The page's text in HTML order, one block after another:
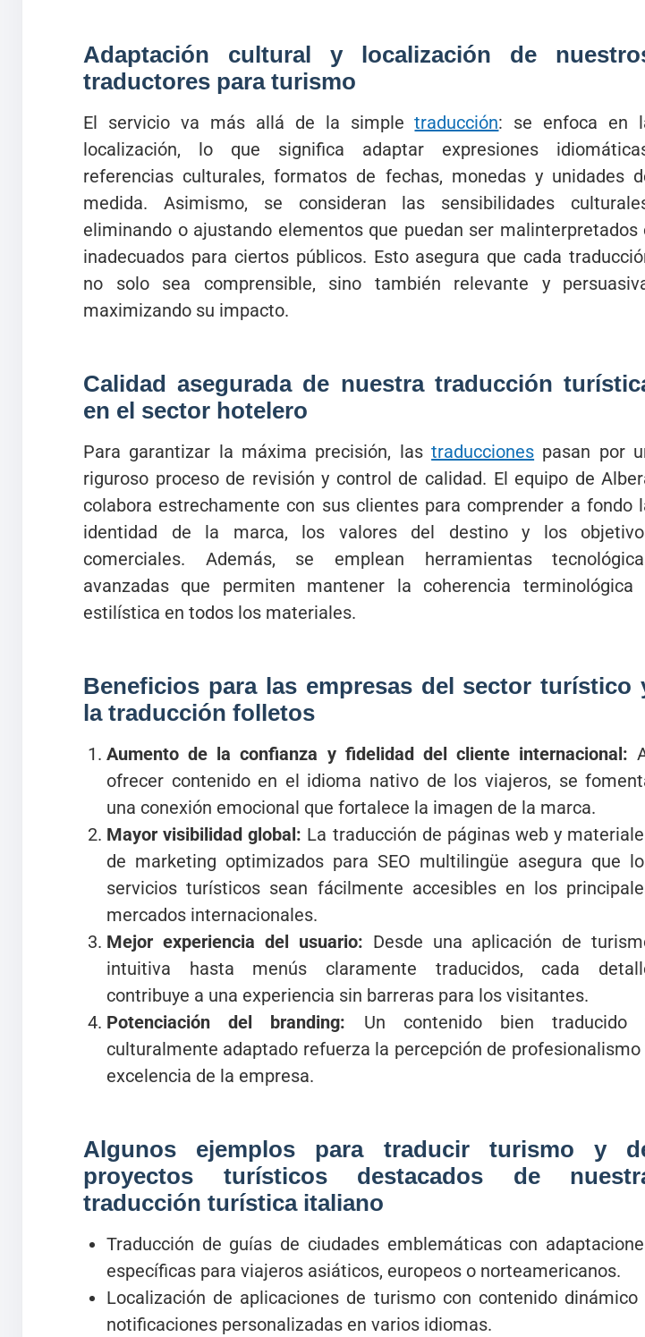
Adaptación cultural y localización de
traductores para turismo
El servicio va más allá de la simpletraducción: se enfoca en
localización, lo que significa adaptar expresiones
referencias culturales, formatos de fechas, monedas y unidades
medida. Asimismo, se consideran las sensibilidades
eliminando o ajustando elementos que puedan ser malinterpretados
inadecuados para ciertos públicos. Esto asegura que cada
no solo sea comprensible, sino también relevante y
maximizando su impacto.
Calidad asegurada de nuestra traducción
en el sector hotelero
Para garantizar la máxima precisión, lastraducciones pasan por
riguroso proceso de revisión y control de calidad. El equipo de
colabora estrechamente con sus clientes para comprender a fondo
identidad de la marca, los valores del destino y los
comerciales. Además, se emplean herramientas
avanzadas que permiten mantener la coherencia terminológica
estilística en todos los materiales.
Beneficios para las empresas del sector turístico
la traducción folletos
Aumento de la confianza y fidelidad del cliente internacional:
ofrecer contenido en el idioma nativo de los viajeros, se
una conexión emocional que fortalece la imagen de la marca.
Mayor visibilidad global: La traducción de páginas web y
de marketing optimizados para SEO multilingüe asegura que
servicios turísticos sean fácilmente accesibles en los
mercados internacionales.
Mejor experiencia del usuario: Desde una aplicación de
intuitiva hasta menús claramente traducidos, cada
contribuye a una experiencia sin barreras para los visitantes.
Potenciación del branding: Un contenido bien traducido
culturalmente adaptado refuerza la percepción de profesionalismo
excelencia de la empresa.
Algunos ejemplos para traducir turismo y
proyectos turísticos destacados de
traducción turística italiano
Traducción de guías de ciudades emblemáticas con
específicas para viajeros asiáticos, europeos o norteamericanos.
Localización de aplicaciones de turismo con contenido dinámico
notificaciones personalizadas en varios idiomas.